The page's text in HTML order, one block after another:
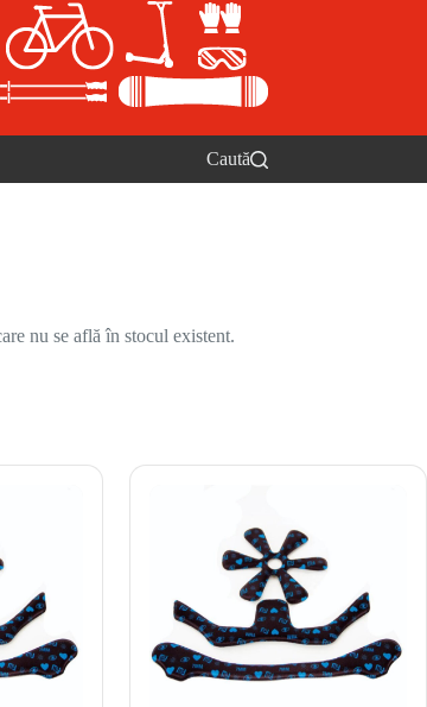
Caută
nu se află în stocul existent.